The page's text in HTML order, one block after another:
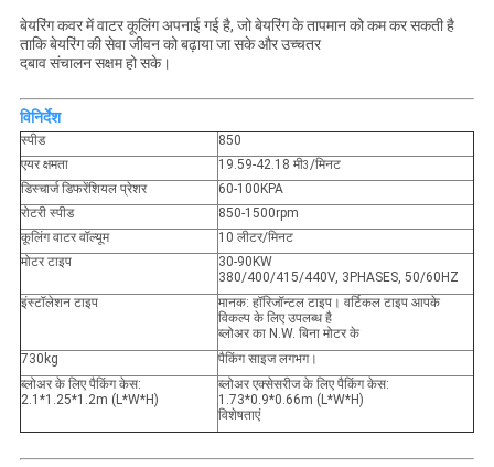
बेयरिंग कवर में वाटर कूलिंग अपनाई गई है, जो बेयरिंग के तापमान को कम कर सकती है
ताकि बेयरिंग की सेवा जीवन को बढ़ाया जा सके और उच्चतर
दबाव संचालन सक्षम हो सके।
विनिर्देश
स्पीड
850
एयर क्षमता
19.59-42.18 मी3/मिनट
डिस्चार्ज डिफरेंशियल प्रेशर
60-100KPA
रोटरी स्पीड
850-1500rpm
कूलिंग वाटर वॉल्यूम
10 लीटर/मिनट
मोटर टाइप
30-90KW
380/400/415/440V, 3PHASES, 50/60HZ
इंस्टॉलेशन टाइप
मानक: हॉरिजॉन्टल टाइप। वर्टिकल टाइप आपके
विकल्प के लिए उपलब्ध है
ब्लोअर का N.W. बिना मोटर के
730kg
पैकिंग साइज लगभग।
ब्लोअर के लिए पैकिंग केस:
2.1*1.25*1.2m (L*W*H)
ब्लोअर एक्सेसरीज के लिए पैकिंग केस:
1.73*0.9*0.66m (L*W*H)
विशेषताएं